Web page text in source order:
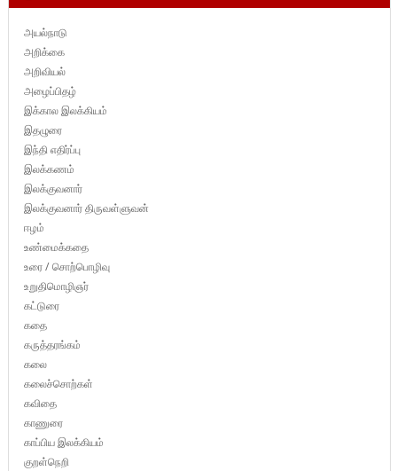
அயல்நாடு
அறிக்கை
அறிவியல்
அழைப்பிதழ்
இக்கால இலக்கியம்
இதழுரை
இந்தி எதிர்ப்பு
இலக்கணம்
இலக்குவனார்
இலக்குவனார் திருவள்ளுவன்
ஈழம்
உண்மைக்கதை
உரை / சொற்பொழிவு
உறுதிமொழிஞர்
கட்டுரை
கதை
கருத்தரங்கம்
கலை
கலைச்சொற்கள்
கவிதை
காணுரை
காப்பிய இலக்கியம்
குறள்நெறி